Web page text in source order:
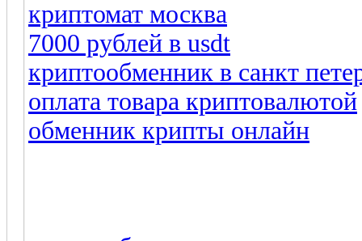
криптомат москва
7000 рублей в usdt
криптообменник в санкт
оплата товара криптовалютой
обменник крипты онлайн